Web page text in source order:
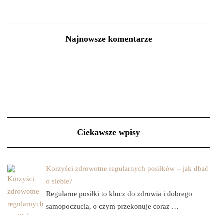
Najnowsze komentarze
Ciekawsze wpisy
Korzyści zdrowotne regularnych posiłków – jak dbać
o siebie?
Regularne posiłki to klucz do zdrowia i dobrego
samopoczucia, o czym przekonuje coraz …